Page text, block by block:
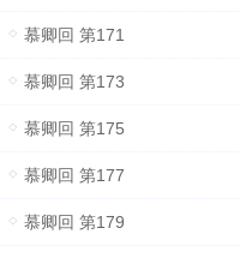
慕卿回 第171
慕卿回 第173
慕卿回 第175
慕卿回 第177
慕卿回 第179